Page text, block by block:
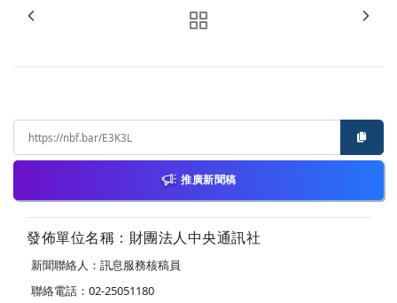
推廣新聞稿
發佈單位名稱：財團法人中央通訊社
新聞聯絡人：訊息服務核稿員
聯絡電話：02-25051180